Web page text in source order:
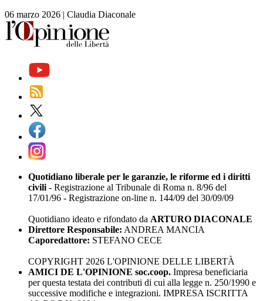
06 marzo 2026 | Claudia Diaconale
Quotidiano liberale per le garanzie, le riforme ed i diritti
civili - Registrazione al Tribunale di Roma n. 8/96 del
17/01/96 - Registrazione on-line n. 144/09 del 30/09/09
Quotidiano ideato e rifondato da ARTURO DIACONALE
Direttore Responsabile: ANDREA MANCIA
Caporedattore: STEFANO CECE
COPYRIGHT 2026 L'OPINIONE DELLE LIBERTÀ
AMICI DE L'OPINIONE soc.coop. Impresa beneficiaria
per questa testata dei contributi di cui alla legge n. 250/1990 e
successive modifiche e integrazioni. IMPRESA ISCRITTA